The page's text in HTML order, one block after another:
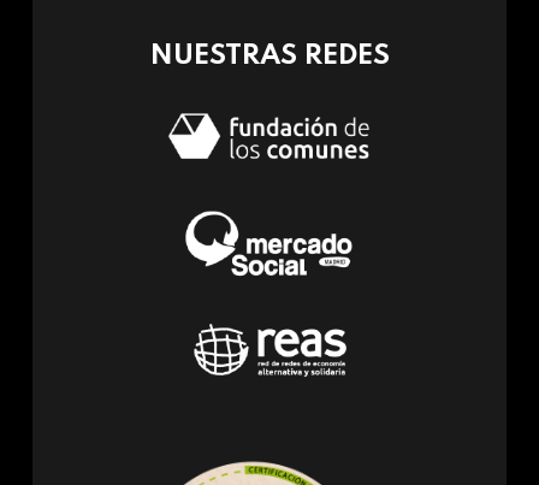
NUESTRAS REDES